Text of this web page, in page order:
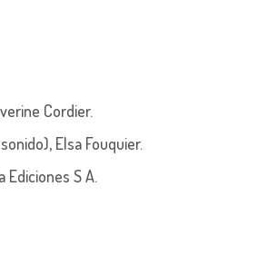
Cordier.
Elsa Fouquier.
Ediciones S A.